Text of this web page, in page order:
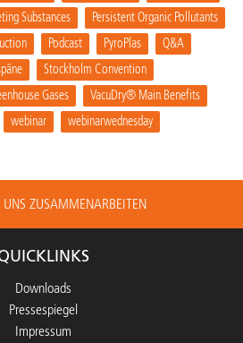
Substances
Persistent Organic Pollutants
Podcast PyroPlas
Q&A
Stockholm Convention
Gases
VacuDry® Main Benefits
webinar
webinarwednesday
UNS ZUSAMMENARBEITEN
Downloads
Pressespiegel
Impressum